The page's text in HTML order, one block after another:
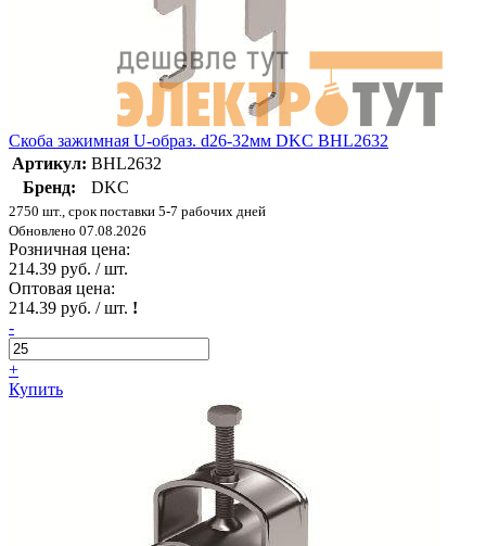
Скоба зажимная U-образ. d26-32мм DKC BHL2632
Артикул: BHL2632
Бренд:
DKC
2750 шт., срок поставки 5-7 рабочих дней
Обновлено 07.08.2026
Розничная цена:
214.39 руб. / шт.
Оптовая цена:
214.39 руб. / шт. !
-
+
Купить